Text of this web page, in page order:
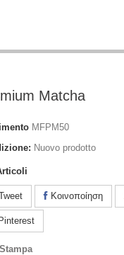
Matcha
MFPM50
Nuovo prodotto
Κοινοποίηση
Pinterest
Stampa